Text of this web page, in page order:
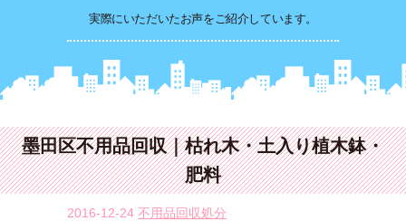
実際にいただいたお声をご紹介しています。
墨田区不用品回収｜枯れ木・土入り植木鉢・
肥料
2016-12-24 不用品回収処分